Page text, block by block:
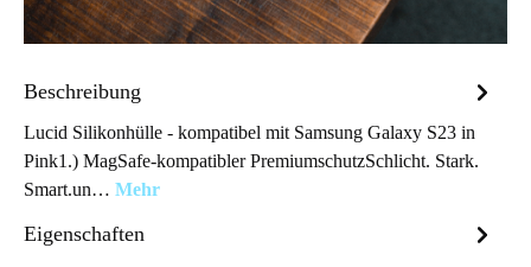
Beschreibung
Lucid Silikonhülle - kompatibel mit Samsung Galaxy S23 in
Pink1.) MagSafe-kompatibler PremiumschutzSchlicht. Stark.
Smart.un… Mehr
Eigenschaften